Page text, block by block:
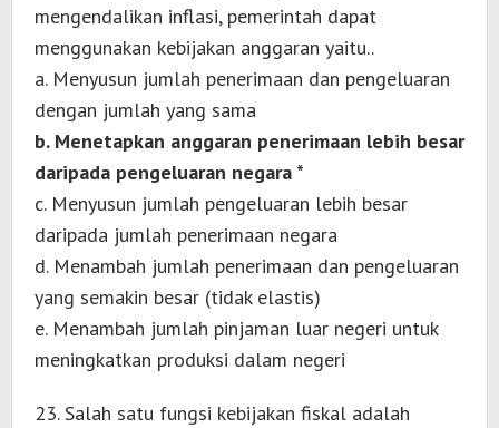
mengendalikan inflasi, pemerintah dapat
menggunakan kebijakan anggaran yaitu..
a. Menyusun jumlah penerimaan dan pengeluaran
dengan jumlah yang sama
b. Menetapkan anggaran penerimaan lebih besar
daripada pengeluaran negara *
c. Menyusun jumlah pengeluaran lebih besar
daripada jumlah penerimaan negara
d. Menambah jumlah penerimaan dan pengeluaran
yang semakin besar (tidak elastis)
e. Menambah jumlah pinjaman luar negeri untuk
meningkatkan produksi dalam negeri
23. Salah satu fungsi kebijakan fiskal adalah